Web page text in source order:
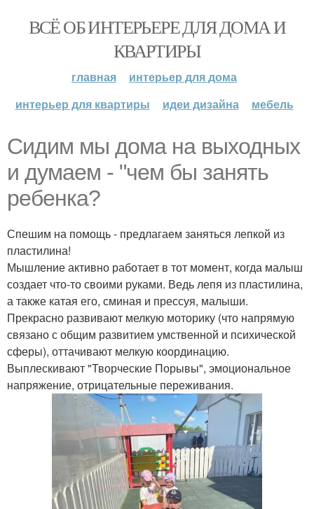
ВСЁ ОБ ИНТЕРЬЕРЕ ДЛЯ ДОМА И
КВАРТИРЫ
главная
интерьер для дома
интерьер для квартиры
идеи дизайна мебель
Сидим мы дома на выходных
и думаем - "чем бы занять
ребенка?
Спешим на помощь - предлагаем заняться лепкой из
пластилина!
Мышление активно работает в тот момент, когда малыш
создает что-то своими руками. Ведь лепя из пластилина,
а также катая его, сминая и прессуя, малыши.
Прекрасно развивают мелкую моторику (что напрямую
связано с общим развитием умственной и психической
сферы), оттачивают мелкую координацию.
Выплескивают "Творческие Порывы", эмоциональное
напряжение, отрицательные переживания.